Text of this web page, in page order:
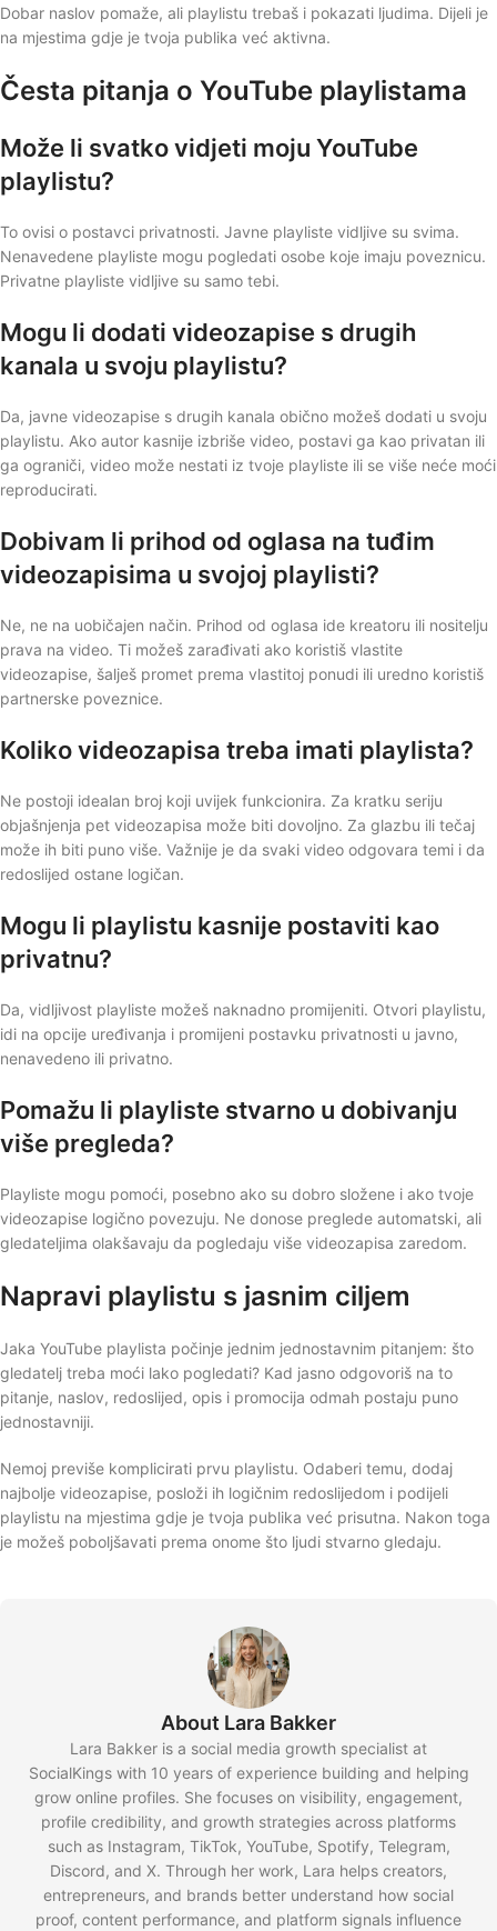
Dobar naslov pomaže, ali playlistu trebaš i pokazati ljudima. Dijeli je
na mjestima gdje je tvoja publika već aktivna.
Česta pitanja o YouTube playlistama
Može li svatko vidjeti moju YouTube
playlistu?
To ovisi o postavci privatnosti. Javne playliste vidljive su svima.
Nenavedene playliste mogu pogledati osobe koje imaju poveznicu.
Privatne playliste vidljive su samo tebi.
Mogu li dodati videozapise s drugih
kanala u svoju playlistu?
Da, javne videozapise s drugih kanala obično možeš dodati u svoju
playlistu. Ako autor kasnije izbriše video, postavi ga kao privatan ili
ga ograniči, video može nestati iz tvoje playliste ili se više neće moći
reproducirati.
Dobivam li prihod od oglasa na tuđim
videozapisima u svojoj playlisti?
Ne, ne na uobičajen način. Prihod od oglasa ide kreatoru ili nositelju
prava na video. Ti možeš zarađivati ako koristiš vlastite
videozapise, šalješ promet prema vlastitoj ponudi ili uredno koristiš
partnerske poveznice.
Koliko videozapisa treba imati playlista?
Ne postoji idealan broj koji uvijek funkcionira. Za kratku seriju
objašnjenja pet videozapisa može biti dovoljno. Za glazbu ili tečaj
može ih biti puno više. Važnije je da svaki video odgovara temi i da
redoslijed ostane logičan.
Mogu li playlistu kasnije postaviti kao
privatnu?
Da, vidljivost playliste možeš naknadno promijeniti. Otvori playlistu,
idi na opcije uređivanja i promijeni postavku privatnosti u javno,
nenavedeno ili privatno.
Pomažu li playliste stvarno u dobivanju
više pregleda?
Playliste mogu pomoći, posebno ako su dobro složene i ako tvoje
videozapise logično povezuju. Ne donose preglede automatski, ali
gledateljima olakšavaju da pogledaju više videozapisa zaredom.
Napravi playlistu s jasnim ciljem
Jaka YouTube playlista počinje jednim jednostavnim pitanjem: što
gledatelj treba moći lako pogledati? Kad jasno odgovoriš na to
pitanje, naslov, redoslijed, opis i promocija odmah postaju puno
jednostavniji.
Nemoj previše komplicirati prvu playlistu. Odaberi temu, dodaj
najbolje videozapise, posloži ih logičnim redoslijedom i podijeli
playlistu na mjestima gdje je tvoja publika već prisutna. Nakon toga
je možeš poboljšavati prema onome što ljudi stvarno gledaju.
About Lara Bakker
Lara Bakker is a social media growth specialist at
SocialKings with 10 years of experience building and helping
grow online profiles. She focuses on visibility, engagement,
profile credibility, and growth strategies across platforms
such as Instagram, TikTok, YouTube, Spotify, Telegram,
Discord, and X. Through her work, Lara helps creators,
entrepreneurs, and brands better understand how social
proof, content performance, and platform signals influence